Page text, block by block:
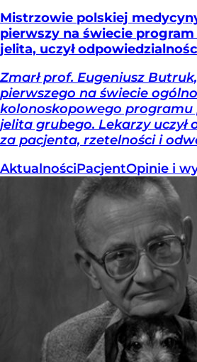
Mistrzowie polskiej
pierwszy na świecie
jelita, uczył
Zmarł prof. Eugeniusz
pierwszego na świecie
kolonoskopowego
jelita grubego. Lekarzy uczył
za pacjenta, rzetelności i
AktualnościPacjentOpinie i